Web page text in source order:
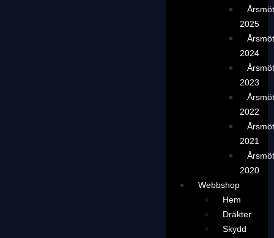
2025
2024
2023
2022
2021
2020
Webbshop
Hem
Dräkter
Skydd